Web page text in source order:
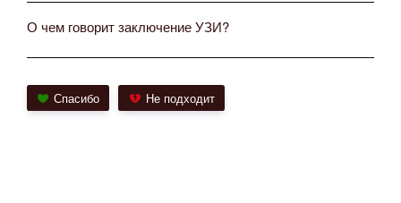
О чем говорит заключение УЗИ?
Спасибо Не подходит